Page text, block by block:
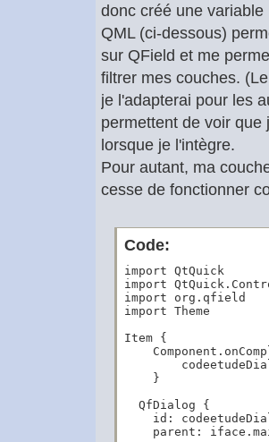
donc créé une
QML (ci-dessous)
sur QField et me
filtrer mes couches.
je l'adapterai pour les
permettent de voir
lorsque je l'intègre.
Pour autant, ma
cesse de fonctionner
Code:
import QtQuick
import
import org.qfield
import Theme
Item {
    }
  QfDialog {
id:
parent: